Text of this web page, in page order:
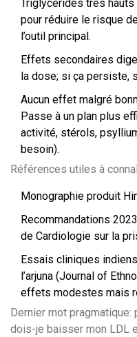
Triglycérides très
pour réduire le risque
l’outil principal.
Effets secondaires
la dose; si ça persiste,
Aucun effet malgré
Passe à un plan plus
activité, stérols,
besoin).
Références utiles à
Monographie produit
Recommandations
de Cardiologie sur la
Essais cliniques
l’arjuna (Journal of
effets modestes mais
Dernier mot
dois-je baisser mon LDL